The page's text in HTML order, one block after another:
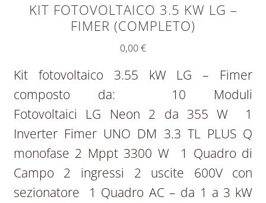
KIT FOTOVOLTAICO 3.5 KW LG –
FIMER (COMPLETO)
0,00€
Kit fotovoltaico 3.55 kW LG – Fimer
composto da: 10 Moduli
Fotovoltaici LG Neon 2 da 355 W 1
Inverter Fimer UNO DM 3.3 TL PLUS Q
monofase 2 Mppt 3300 W 1 Quadro di
Campo 2 ingressi 2 uscite 600V con
sezionatore 1 Quadro AC – da 1 a 3 kW